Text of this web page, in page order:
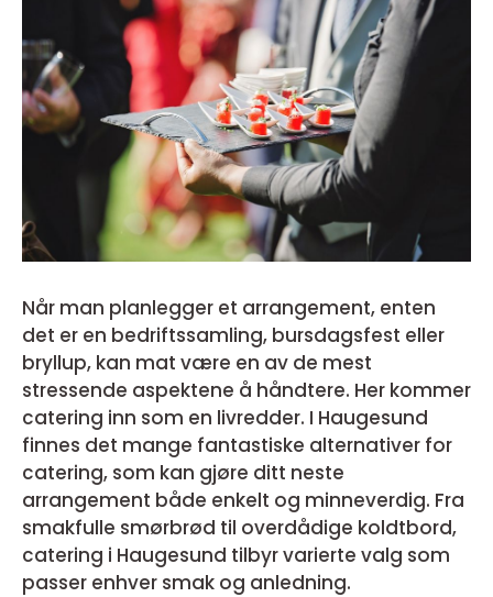
Når man planlegger et arrangement, enten
det er en bedriftssamling, bursdagsfest eller
bryllup, kan mat være en av de mest
stressende aspektene å håndtere. Her kommer
catering inn som en livredder. I Haugesund
finnes det mange fantastiske alternativer for
catering, som kan gjøre ditt neste
arrangement både enkelt og minneverdig. Fra
smakfulle smørbrød til overdådige koldtbord,
catering i Haugesund tilbyr varierte valg som
passer enhver smak og anledning.